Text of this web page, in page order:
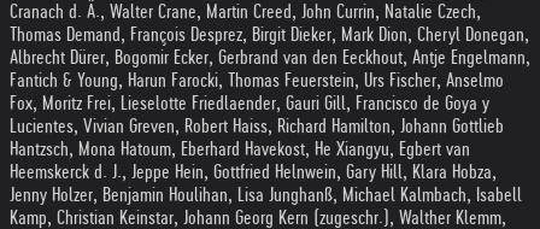
Cranach d. Ä., Walter Crane, Martin Creed, John Currin, Natalie Czech,
Thomas Demand, François Desprez, Birgit Dieker, Mark Dion, Cheryl Donegan,
Albrecht Dürer, Bogomir Ecker, Gerbrand van den Eeckhout, Antje Engelmann,
Fantich & Young, Harun Farocki, Thomas Feuerstein, Urs Fischer, Anselmo
Fox, Moritz Frei, Lieselotte Friedlaender, Gauri Gill, Francisco de Goya y
Lucientes, Vivian Greven, Robert Haiss, Richard Hamilton, Johann Gottlieb
Hantzsch, Mona Hatoum, Eberhard Havekost, He Xiangyu, Egbert van
Heemskerck d. J., Jeppe Hein, Gottfried Helnwein, Gary Hill, Klara Hobza,
Jenny Holzer, Benjamin Houlihan, Lisa Junghanß, Michael Kalmbach, Isabell
Kamp, Christian Keinstar, Johann Georg Kern (zugeschr.), Walther Klemm,